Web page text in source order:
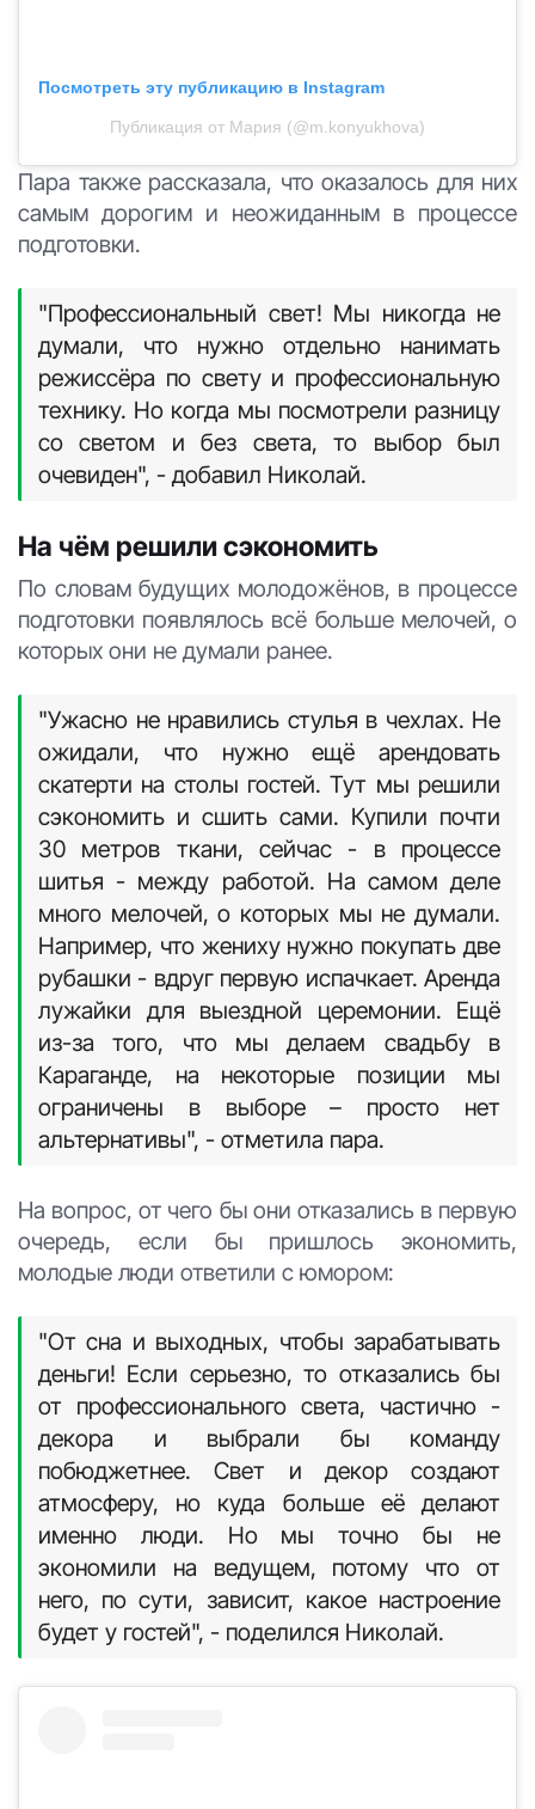
Посмотреть эту публикацию в Instagram
Публикация от Мария (@m.konyukhova)
Пара также рассказала, что оказалось для них
самым дорогим и неожиданным в процессе
подготовки.
"Профессиональный свет! Мы никогда не
думали, что нужно отдельно нанимать
режиссёра по свету и профессиональную
технику. Но когда мы посмотрели разницу
со светом и без света, то выбор был
очевиден", - добавил Николай.
На чём решили сэкономить
По словам будущих молодожёнов, в процессе
подготовки появлялось всё больше мелочей, о
которых они не думали ранее.
"Ужасно не нравились стулья в чехлах. Не
ожидали, что нужно ещё арендовать
скатерти на столы гостей. Тут мы решили
сэкономить и сшить сами. Купили почти
30 метров ткани, сейчас - в процессе
шитья - между работой. На самом деле
много мелочей, о которых мы не думали.
Например, что жениху нужно покупать две
рубашки - вдруг первую испачкает. Аренда
лужайки для выездной церемонии. Ещё
из-за того, что мы делаем свадьбу в
Караганде, на некоторые позиции мы
ограничены в выборе – просто нет
альтернативы", - отметила пара.
На вопрос, от чего бы они отказались в первую
очередь, если бы пришлось экономить,
молодые люди ответили с юмором:
"От сна и выходных, чтобы зарабатывать
деньги! Если серьезно, то отказались бы
от профессионального света, частично -
декора и выбрали бы команду
побюджетнее. Свет и декор создают
атмосферу, но куда больше её делают
именно люди. Но мы точно бы не
экономили на ведущем, потому что от
него, по сути, зависит, какое настроение
будет у гостей", - поделился Николай.